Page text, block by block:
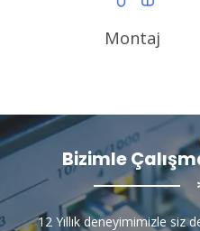
Montaj
Bizimle
12 Yıllık deneyimimizle siz